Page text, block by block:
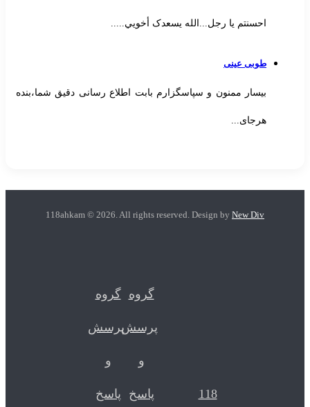
احسنتم یا رجل...الله یسعدک أخويي.....
طوبی عینی
بیسار ممنون و سپاسگزارم بابت اطلاع رسانی دقیق شما،بنده
هرجای...
118ahkam © 2026. All rights reserved. Design by New Div
118
گروه
پرسش
و
پاسخ
گروه
پرسش
و
پاسخ